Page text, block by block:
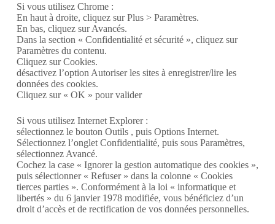
Si vous utilisez Chrome :
En haut à droite, cliquez sur Plus > Paramètres.
En bas, cliquez sur Avancés.
Dans la section « Confidentialité et sécurité », cliquez sur
Paramètres du contenu.
Cliquez sur Cookies.
désactivez l’option Autoriser les sites à enregistrer/lire les
données des cookies.
Cliquez sur « OK » pour valider
Si vous utilisez Internet Explorer :
sélectionnez le bouton Outils , puis Options Internet.
Sélectionnez l’onglet Confidentialité, puis sous Paramètres,
sélectionnez Avancé.
Cochez la case « Ignorer la gestion automatique des cookies »,
puis sélectionner « Refuser » dans la colonne « Cookies
tierces parties ». Conformément à la loi « informatique et
libertés » du 6 janvier 1978 modifiée, vous bénéficiez d’un
droit d’accès et de rectification de vos données personnelles.